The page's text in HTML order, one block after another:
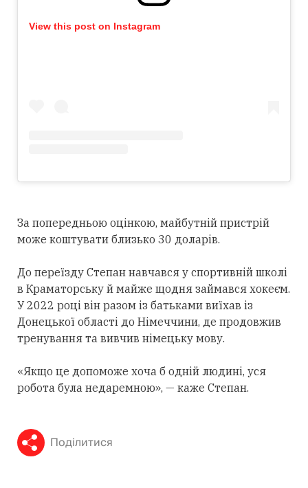
View this post on Instagram
За попередньою оцінкою, майбутній пристрій
може коштувати близько 30 доларів.
До переїзду Степан навчався у спортивній школі
в Краматорську й майже щодня займався хокеєм.
У 2022 році він разом із батьками виїхав із
Донецької області до Німеччини, де продовжив
тренування та вивчив німецьку мову.
«Якщо це допоможе хоча б одній людині, уся
робота була недаремною», — каже Степан.
Поділитися